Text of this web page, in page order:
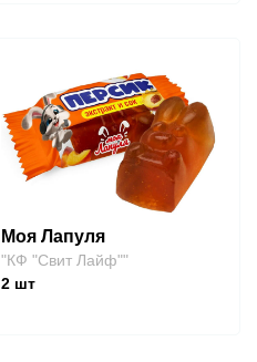
Моя Лапуля
"КФ "Свит Лайф""
2шт